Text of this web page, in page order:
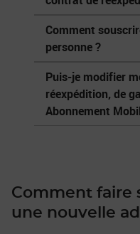
Comment
personne ?
Puis-je modifier
réexpédition, de
Abonnement
Comment faire
une nouvelle